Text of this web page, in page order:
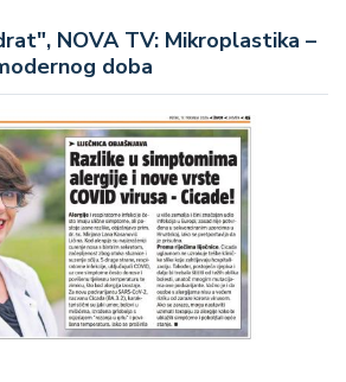
NOVA TV: Mikroplastika –
doba